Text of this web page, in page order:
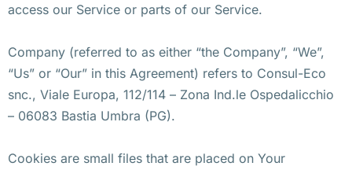
access our Service or parts of our Service.
Company (referred to as either “the Company”, “We”,
“Us” or “Our” in this Agreement) refers to Consul-Eco
snc., Viale Europa, 112/114 – Zona Ind.le Ospedalicchio
– 06083 Bastia Umbra (PG).
Cookies are small files that are placed on Your